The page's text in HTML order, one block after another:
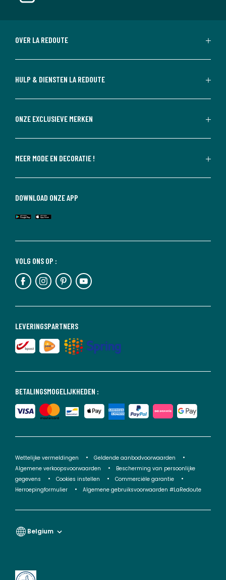
OVER LA REDOUTE
HULP & DIENSTEN LA REDOUTE
ONZE EXCLUSIEVE MERKEN
MEER MODE EN DECORATIE !
BETALINGSMOGELIJKHEDEN :
LEVERINGSPARTNERS
VOLG ONS OP :
DOWNLOAD ONZE APP
Wettelijke vermeldingen
Geldende aanbodvoorwaarden
Algemene verkoopsvoorwaarden
Bescherming van persoonlijke
gegevens
Cookies instellen
Commerciële garantie
Herroepingformulier
Algemene gebruiksvoorwaarden #LaRedoute
Belgium